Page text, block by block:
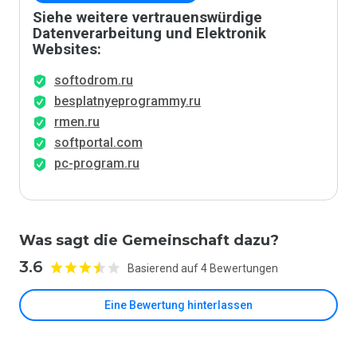
Siehe weitere vertrauenswürdige
Datenverarbeitung und Elektronik
Websites:
softodrom.ru
besplatnyeprogrammy.ru
rmen.ru
softportal.com
pc-program.ru
Was sagt die Gemeinschaft dazu?
3.6 Basierend auf 4 Bewertungen
Eine Bewertung hinterlassen